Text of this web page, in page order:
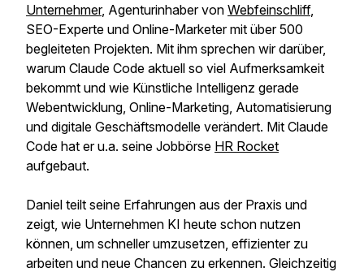
Unternehmer, Agenturinhaber von Webfeinschliff,
SEO-Experte und Online-Marketer mit über 500
begleiteten Projekten. Mit ihm sprechen wir darüber,
warum Claude Code aktuell so viel Aufmerksamkeit
bekommt und wie Künstliche Intelligenz gerade
Webentwicklung, Online-Marketing, Automatisierung
und digitale Geschäftsmodelle verändert. Mit Claude
Code hat er u.a. seine Jobbörse HR Rocket
aufgebaut.
Daniel teilt seine Erfahrungen aus der Praxis und
zeigt, wie Unternehmen KI heute schon nutzen
können, um schneller umzusetzen, effizienter zu
arbeiten und neue Chancen zu erkennen. Gleichzeitig